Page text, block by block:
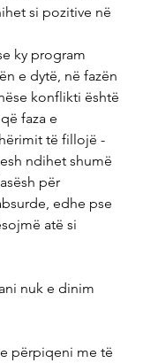
si pozitive në
ky program
e dytë, në fazën
konflikti është
faza e
të fillojë -
ndihet shumë
për
edhe pse
atë si
nuk e dinim
përpiqeni me të